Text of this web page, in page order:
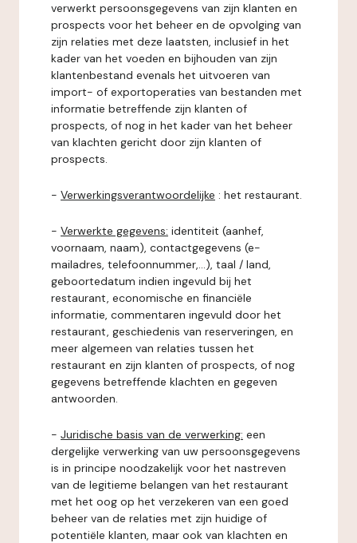
verwerkt persoonsgegevens van zijn klanten en
prospects voor het beheer en de opvolging van
zijn relaties met deze laatsten, inclusief in het
kader van het voeden en bijhouden van zijn
klantenbestand evenals het uitvoeren van
import- of exportoperaties van bestanden met
informatie betreffende zijn klanten of
prospects, of nog in het kader van het beheer
van klachten gericht door zijn klanten of
prospects.
- Verwerkingsverantwoordelijke : het restaurant.
- Verwerkte gegevens: identiteit (aanhef,
voornaam, naam), contactgegevens (e-
mailadres, telefoonnummer,...), taal / land,
geboortedatum indien ingevuld bij het
restaurant, economische en financiële
informatie, commentaren ingevuld door het
restaurant, geschiedenis van reserveringen, en
meer algemeen van relaties tussen het
restaurant en zijn klanten of prospects, of nog
gegevens betreffende klachten en gegeven
antwoorden.
- Juridische basis van de verwerking: een
dergelijke verwerking van uw persoonsgegevens
is in principe noodzakelijk voor het nastreven
van de legitieme belangen van het restaurant
met het oog op het verzekeren van een goed
beheer van de relaties met zijn huidige of
potentiële klanten, maar ook van klachten en